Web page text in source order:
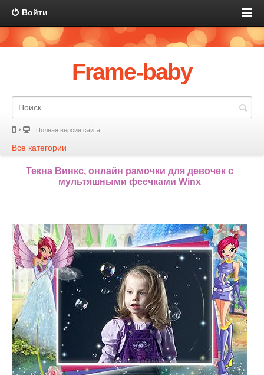
Войти
Frame-baby
Полная версия сайта
Все категории
Текна Винкс, онлайн рамочки для девочек с
мультяшными феечками Winx